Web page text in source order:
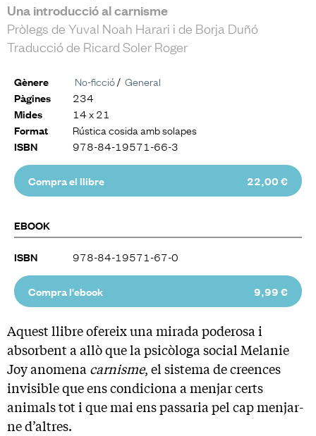
Una introducció al carnisme
Pròlegs de Yuval Noah Harari i de Borja Duñó
Traducció de Ricard Soler Roger
Gènere No-ficció/ General
Pàgines 234
Mides 14 x 21
Format Rústica cosida amb solapes
ISBN 978-84-19571-66-3
Compra el llibre 22,00 €
EBOOK
ISBN 978-84-19571-67-0
Compra l'ebook 9,99 €
Aquest llibre ofereix una mirada poderosa i
absorbent a allò que la psicòloga social Melanie
Joy anomenacarnisme, el sistema de creences
invisible que ens condiciona a menjar certs
animals tot i que mai ens passaria pel cap menjar-
ne d’altres.